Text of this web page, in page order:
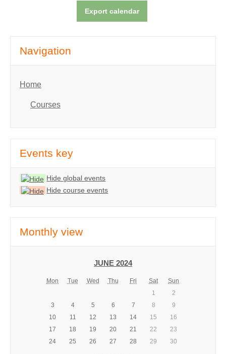
Navigation
Home
Courses
Events key
Hide global events
Hide course events
Monthly view
JUNE 2024
Mon Tue Wed Thu Fri Sat
Sun
1
2
3
4 5 6 7 8
9
10
11 12 13 14 15
16
17
18 19 20 21 22
23
24
25 26 27 28 29 30